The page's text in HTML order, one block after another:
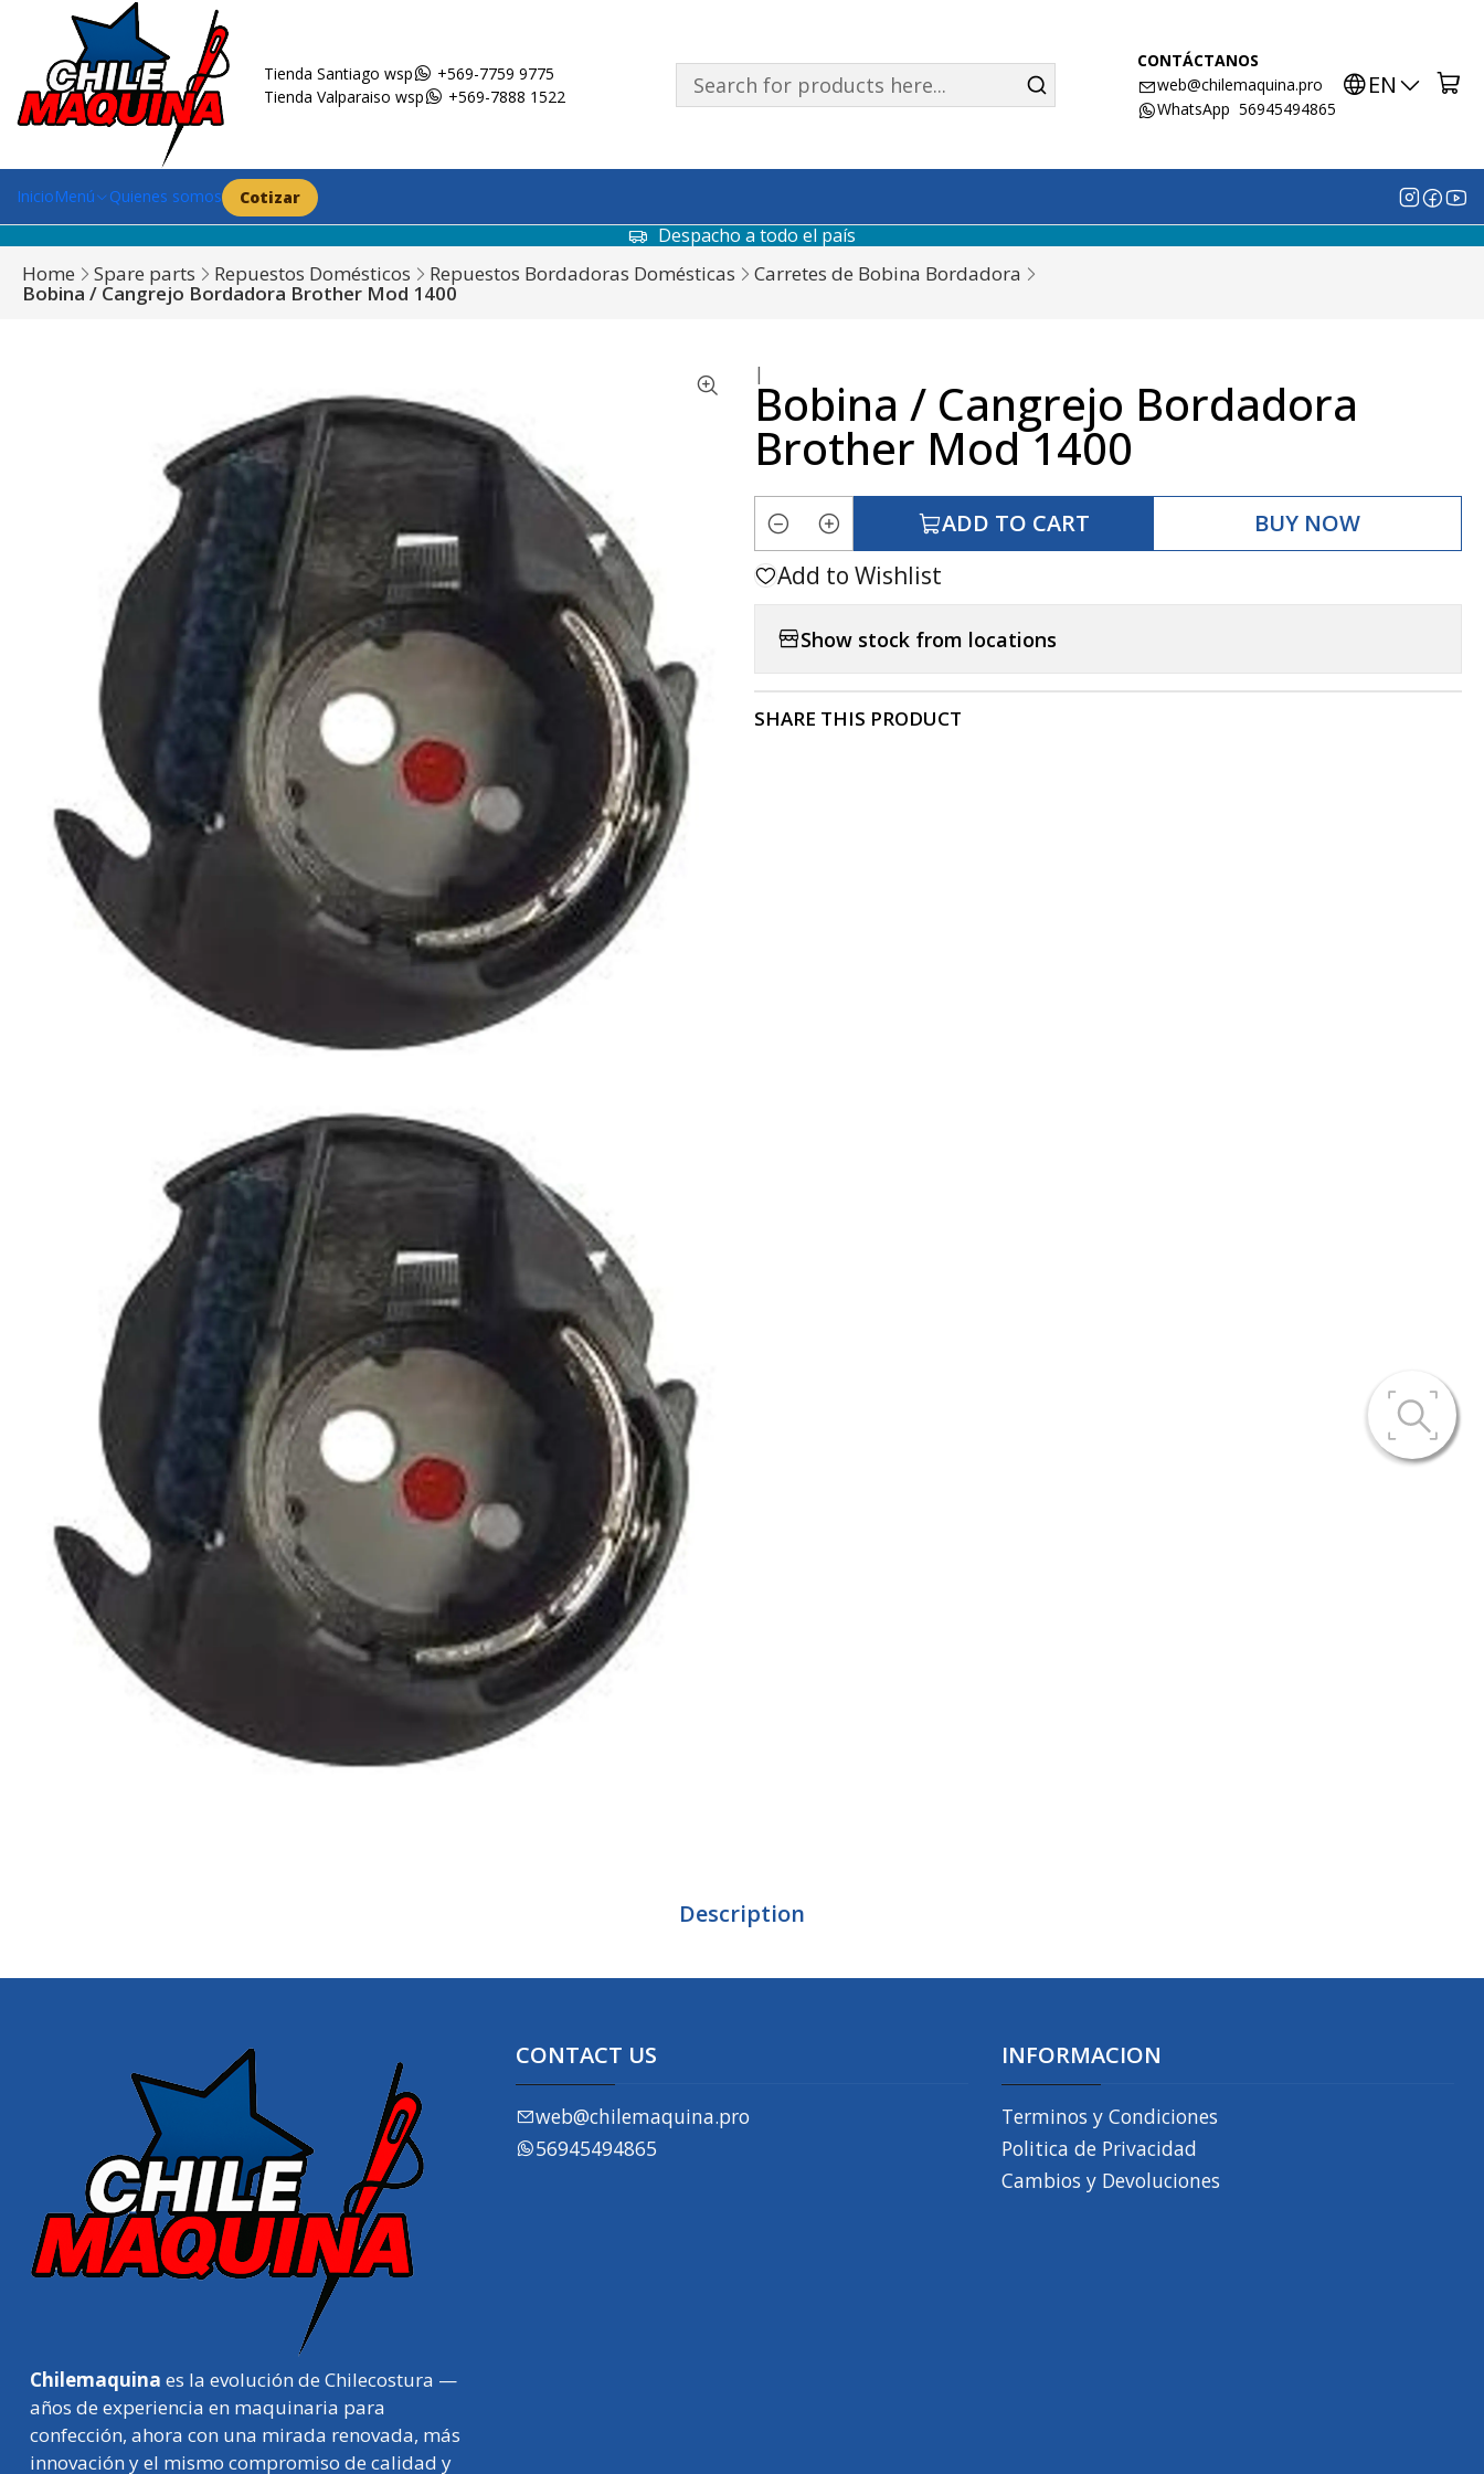
Tienda Santiago wsp
+569-7759 9775
Tienda Valparaiso wsp
+569-7888 1522
CONTÁCTANOS
web@chilemaquina.pro
WhatsApp 56945494865
EN
InicioMenú Quienes somos Cotizar
Despacho a todo el país
Home Spare parts Repuestos Domésticos Repuestos Bordadoras Domésticas Carretes de Bobina Bordadora
Bobina / Cangrejo Bordadora Brother Mod 1400
|
Bobina / Cangrejo Bordadora
Brother Mod 1400
Quantity
ADD TO CART BUY NOW
Add to Wishlist
Show stock from locations
SHARE THIS PRODUCT
Description
Chilemaquina es la evolución de Chilecostura —
años de experiencia en maquinaria para
confección, ahora con una mirada renovada, más
innovación y el mismo compromiso de calidad y
CONTACT US
web@chilemaquina.pro
56945494865
INFORMACION
Terminos y Condiciones
Politica de Privacidad
Cambios y Devoluciones